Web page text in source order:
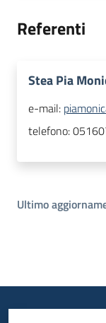
Referenti
Stea Pia
e-mail:
telefono:
Ultimo